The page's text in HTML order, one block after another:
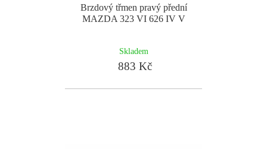
Brzdový třmen pravý přední
MAZDA 323 VI 626 IV V
Skladem
883 Kč